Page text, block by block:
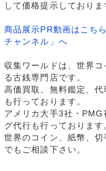
して価格提示しておりま
商品展示PR動画はこち
チャンネル」へ
収集ワールドは、世界
る古銭専門店です。
高価買取、無料鑑定、
も行っております。
アメリカ大手3社・
グ代行も行っております
世界のコイン、紙幣、
でもご相談下さい。